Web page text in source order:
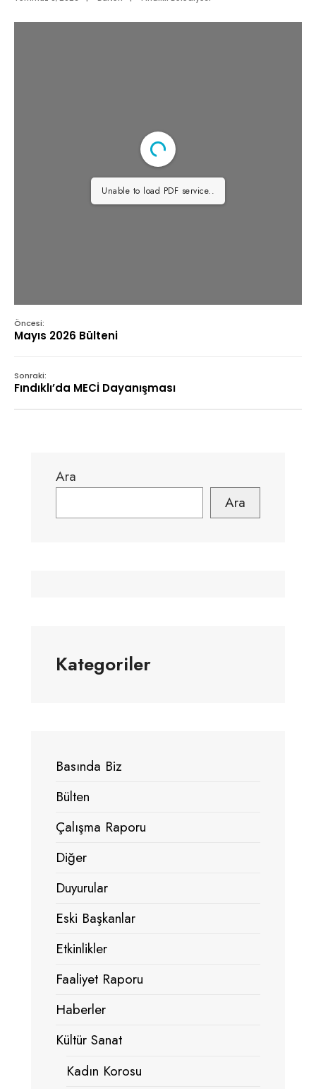
Unable to load PDF service..
Öncesi:
Mayıs 2026 Bülteni
Sonraki:
Fındıklı’da MECİ Dayanışması
Ara
Ara
Kategoriler
Basında Biz
Bülten
Çalışma Raporu
Diğer
Duyurular
Eski Başkanlar
Etkinlikler
Faaliyet Raporu
Haberler
Kültür Sanat
Kadın Korosu